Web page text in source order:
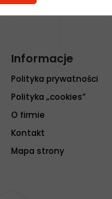
Informacje
Polityka prywatności
Polityka „cookies”
O firmie
Kontakt
Mapa strony